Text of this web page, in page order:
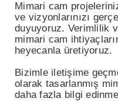
Mimari cam
ve vizyonlarınızı
duyuyoruz. Verimlilik
mimari cam
heyecanla üretiyoruz.
Bizimle iletişime
olarak tasarlanmış
daha fazla bilgi